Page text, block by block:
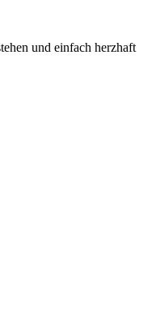
und einfach herzhaft